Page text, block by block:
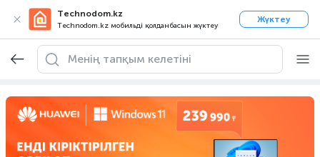
Technodom.kz
Technodom.kz мобильді қолданбасын жүктеу
Жүктеу